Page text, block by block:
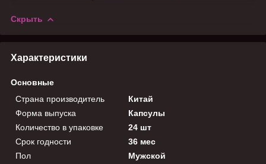
Скрыть
Характеристики
Основные
Страна производитель
Китай
Форма выпуска
Капсулы
Количество в упаковке
24 шт
Срок годности
36 мес
Пол
Мужской